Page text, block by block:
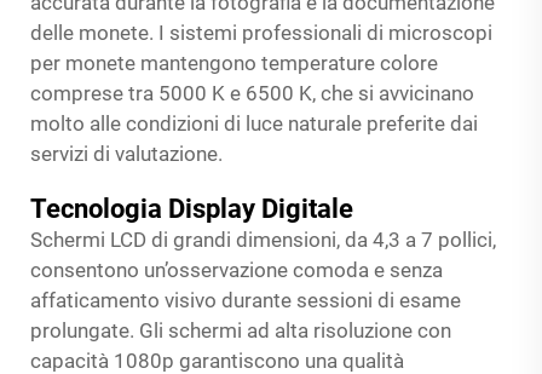
delle monete. I sistemi professionali di microscopi
per monete mantengono temperature colore
comprese tra 5000 K e 6500 K, che si avvicinano
molto alle condizioni di luce naturale preferite dai
servizi di valutazione.
Tecnologia Display Digitale
Schermi LCD di grandi dimensioni, da 4,3 a 7 pollici,
consentono un’osservazione comoda e senza
affaticamento visivo durante sessioni di esame
prolungate. Gli schermi ad alta risoluzione con
capacità 1080p garantiscono una qualità